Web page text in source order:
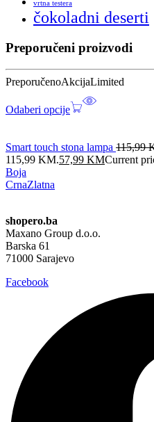
vrtna testera
čokoladni deserti
Preporučeni proizvodi
PreporučenoAkcijaLimited
Odaberi opcije
Smart touch stona lampa 115,99
115,99 KM.57,99 KMCurrent
Boja
CrnaZlatna
shopero.ba
Maxano Group d.o.o.
Barska 61
71000 Sarajevo
Facebook